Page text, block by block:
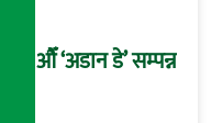
२१औँ ‘अडान डे’ सम्पन्न